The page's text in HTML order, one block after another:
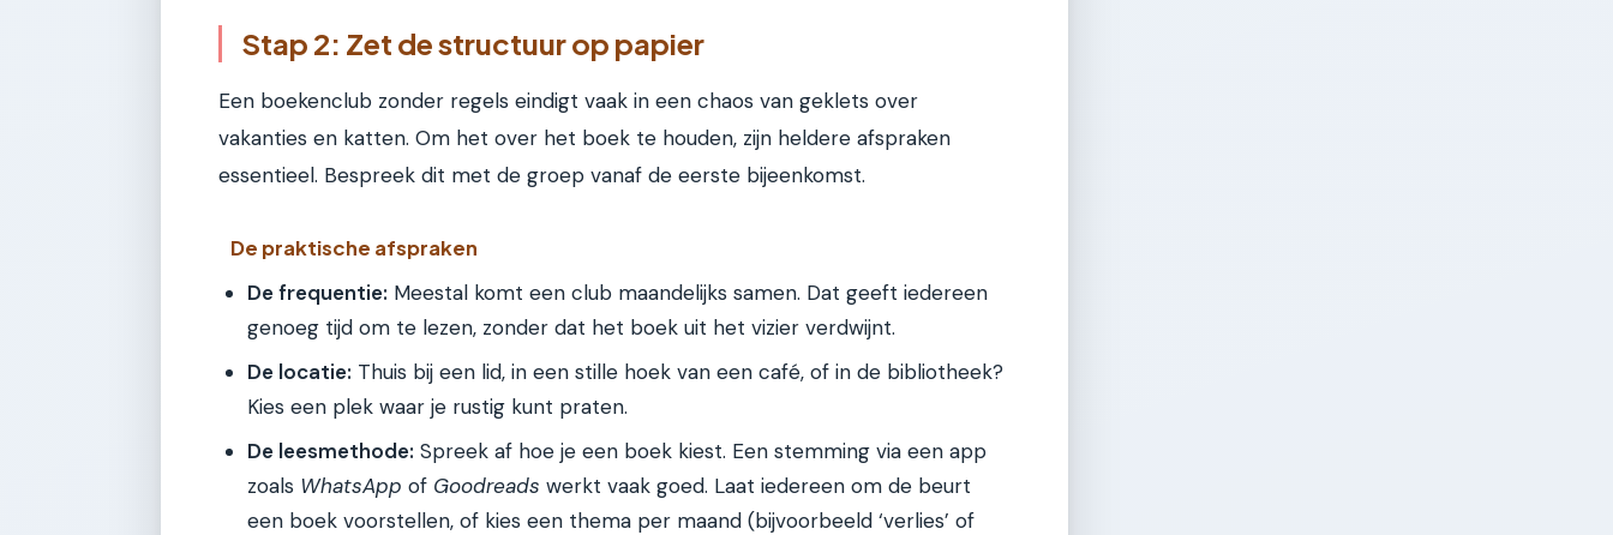
Stap 2: Zet de structuur op papier
Een boekenclub zonder regels eindigt vaak in een chaos van geklets over
vakanties en katten. Om het over het boek te houden, zijn heldere afspraken
essentieel. Bespreek dit met de groep vanaf de eerste bijeenkomst.
De praktische afspraken
De frequentie: Meestal komt een club maandelijks samen. Dat geeft iedereen
genoeg tijd om te lezen, zonder dat het boek uit het vizier verdwijnt.
De locatie: Thuis bij een lid, in een stille hoek van een café, of in de bibliotheek?
Kies een plek waar je rustig kunt praten.
De leesmethode: Spreek af hoe je een boek kiest. Een stemming via een app
zoals WhatsApp of Goodreads werkt vaak goed. Laat iedereen om de beurt
een boek voorstellen, of kies een thema per maand (bijvoorbeeld ‘verlies’ of